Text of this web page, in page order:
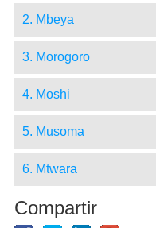
2. Mbeya
3. Morogoro
4. Moshi
5. Musoma
6. Mtwara
Compartir